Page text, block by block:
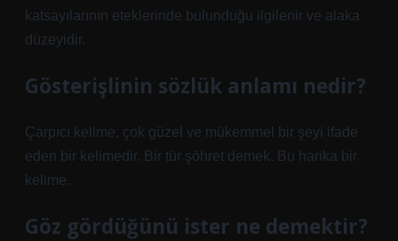
katsayılarının eteklerinde bulunduğu ilgilenir ve alaka
düzeyidir.
Gösterişlinin sözlük anlamı nedir?
Çarpıcı kelime, çok güzel ve mükemmel bir şeyi ifade
eden bir kelimedir. Bir tür şöhret demek. Bu harika bir
kelime.
Göz gördüğünü ister ne demektir?